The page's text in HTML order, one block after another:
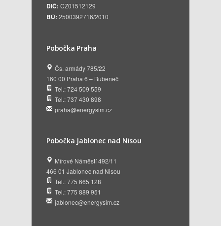
DIČ: CZ01512129
BÚ: 2500392716/2010
Pobočka Praha
Čs. armády 785/22
160 00 Praha 6 – Bubeneč
Tel.: 724 509 559
Tel.: 737 430 898
praha@energysim.cz
Pobočka Jablonec nad Nisou
Mírové Náměstí 492/11
466 01 Jablonec nad Nisou
Tel.: 775 665 128
Tel.: 775 889 951
jablonec@energysim.cz